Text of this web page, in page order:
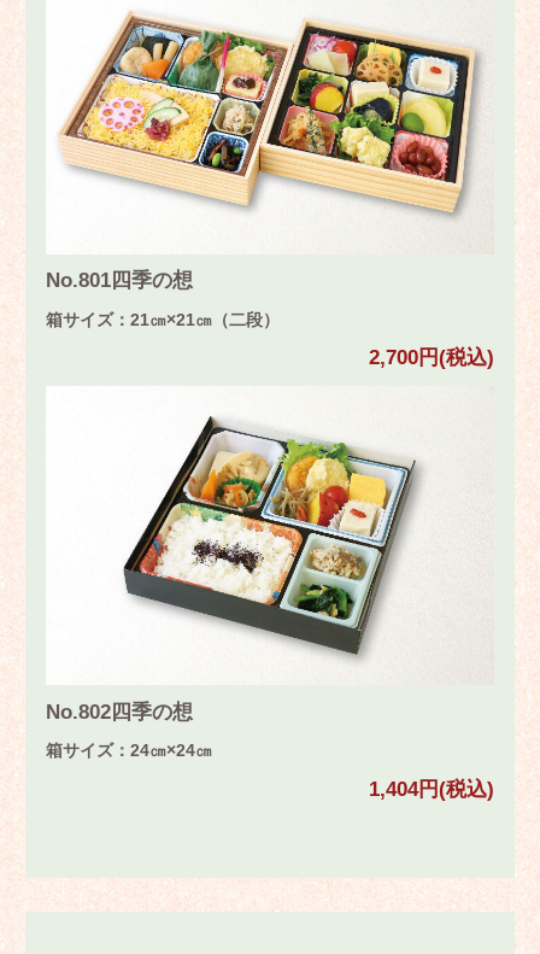
No.801四季の想
箱サイズ：21㎝×21㎝（二段）
2,700円(税込)
No.802四季の想
箱サイズ：24㎝×24㎝
1,404円(税込)